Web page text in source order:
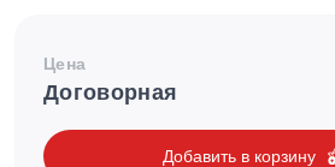
Цена
Договорная
Добавить в корзину